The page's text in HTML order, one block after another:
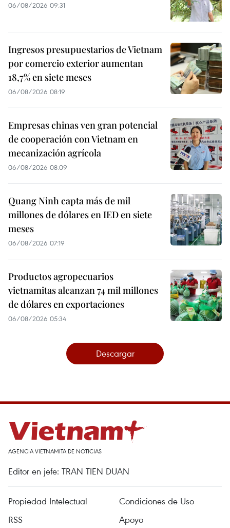
06/08/2026 09:31
Ingresos presupuestarios de Vietnam
por comercio exterior aumentan
18,7% en siete meses
06/08/2026 08:19
Empresas chinas ven gran potencial
de cooperación con Vietnam en
mecanización agrícola
06/08/2026 08:09
Quang Ninh capta más de mil
millones de dólares en IED en siete
meses
06/08/2026 07:19
Productos agropecuarios
vietnamitas alcanzan 74 mil millones
de dólares en exportaciones
06/08/2026 05:34
Descargar
AGENCIA VIETNAMITA DE NOTICIAS
Editor en jefe: TRAN TIEN DUAN
Propiedad Intelectual
Condiciones de Uso
RSS
Apoyo